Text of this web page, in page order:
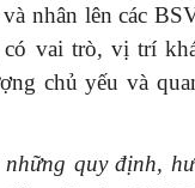
nhân lên các
vai trò, vị trí
chủ yếu và
quy định,